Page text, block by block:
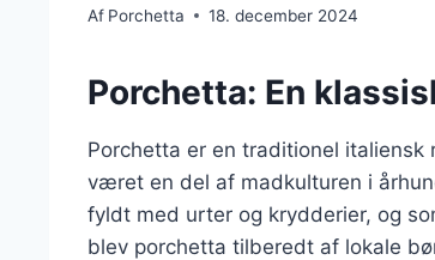
Af Porchetta 18. december 2024
Porchetta: En
Porchetta er en traditionel
været en del af madkulturen i
fyldt med urter og krydderier, og
blev porchetta tilberedt af lokale